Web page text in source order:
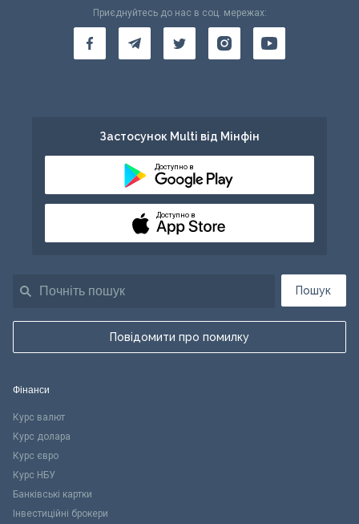
Пошук
Повідомити про помилку
Приєднуйтесь до нас в соц. мережах:
Застосунок Multi від Мінфін
Доступно в
Доступно в
Фінанси
Курс валют
Курс долара
Курс євро
Курс НБУ
Банківські картки
Інвестиційні брокери